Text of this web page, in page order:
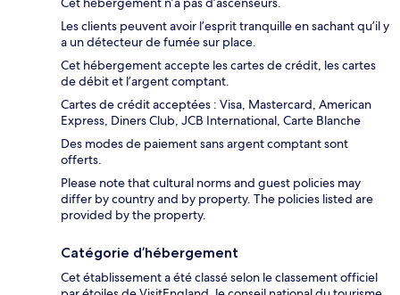
Les clients peuvent avoir l’esprit tranquille en sachant qu’il y
a un détecteur de fumée sur place.
Cet hébergement accepte les cartes de crédit, les cartes
de débit et l’argent comptant.
Cartes de crédit acceptées : Visa, Mastercard, American
Express, Diners Club, JCB International, Carte Blanche
Des modes de paiement sans argent comptant sont
offerts.
Please note that cultural norms and guest policies may
differ by country and by property. The policies listed are
provided by the property.
Catégorie d’hébergement
Cet établissement a été classé selon le classement officiel